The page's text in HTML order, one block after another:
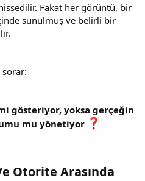
Fakat her görüntü, bir
sunulmuş ve belirli bir
sorar:
gösteriyor, yoksa gerçeğin
mu yönetiyor
Otorite Arasında